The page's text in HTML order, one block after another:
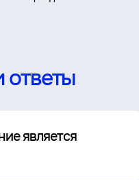
ответы
является